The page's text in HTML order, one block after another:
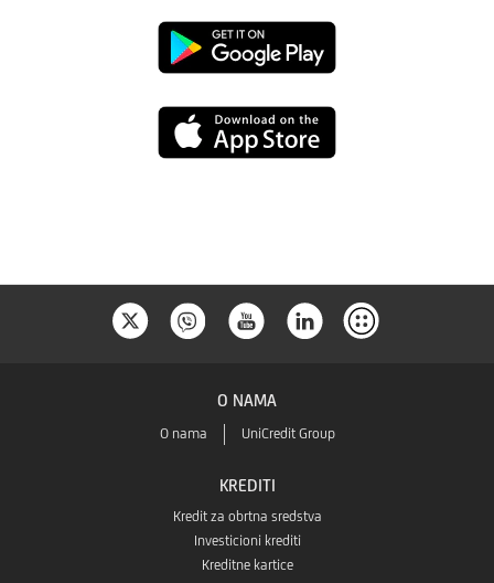
Google
Play
App
O NAMA
O nama UniCredit Group
KREDITI
Kredit za obrtna sredstva
Investicioni krediti
Kreditne kartice